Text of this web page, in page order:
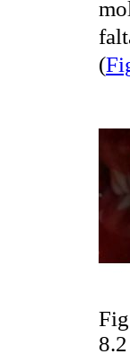
(
8.2